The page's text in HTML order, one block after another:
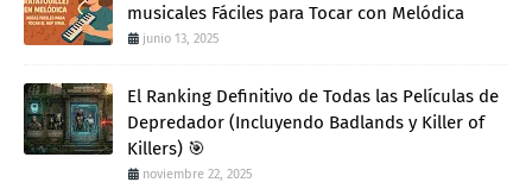
musicales Fáciles para Tocar con Melódica
junio 13, 2025
El Ranking Definitivo de Todas las Películas de
Depredador (Incluyendo Badlands y Killer of
Killers) 🎯
noviembre 22, 2025